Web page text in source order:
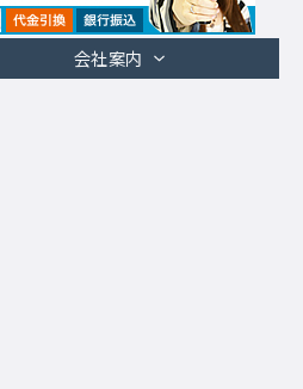
会社案内